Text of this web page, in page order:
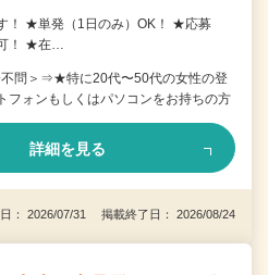
！ ★単発（1日のみ）OK！ ★応募
！ ★在…
不問＞⇒★特に20代〜50代の女性の登
ォンもしくはパソコンをお持ちの方
詳細を見る
： 2026/07/31 掲載終了日： 2026/08/24